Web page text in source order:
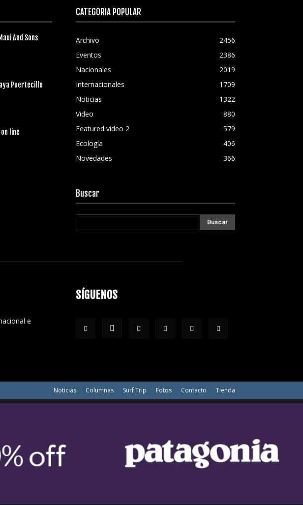
And Sons
Puertecillo
line
CATEGORÍA POPULAR
Archivo
2456
Eventos
2386
Nacionales
2019
Internacionales
1709
Noticias
1322
Video
880
Featured video 2
579
Ecología
406
Novedades
366
Buscar
e
SÍGUENOS
Noticias Columnas Surf Trip Fotos Contacto Tienda